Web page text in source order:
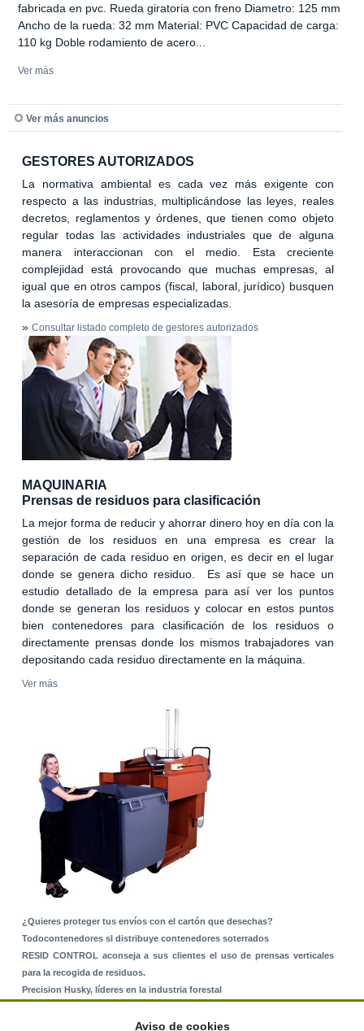
fabricada en pvc. Rueda giratoria con freno Diametro: 125 mm
Ancho de la rueda: 32 mm Material: PVC Capacidad de carga:
110 kg Doble rodamiento de acero...
Ver más
Ver más anuncios
GESTORES AUTORIZADOS
La normativa ambiental es cada vez más exigente con
respecto a las industrias, multiplicándose las leyes, reales
decretos, reglamentos y órdenes, que tienen como objeto
regular todas las actividades industriales que de alguna
manera interaccionan con el medio. Esta creciente
complejidad está provocando que muchas empresas, al
igual que en otros campos (fiscal, laboral, jurídico) busquen
la asesoría de empresas especializadas.
» Consultar listado completo de gestores autorizados
MAQUINARIA
Prensas de residuos para clasificación
La mejor forma de reducir y ahorrar dinero hoy en día con la
gestión de los residuos en una empresa es crear la
separación de cada residuo en origen, es decir en el lugar
donde se genera dicho residuo. Es así que se hace un
estudio detallado de la empresa para así ver los puntos
donde se generan los residuos y colocar en estos puntos
bien contenedores para clasificación de los residuos o
directamente prensas donde los mismos trabajadores van
depositando cada residuo directamente en la máquina.
Ver más
¿Quieres proteger tus envíos con el cartón que desechas?
Todocontenedores sl distribuye contenedores soterrados
RESID CONTROL aconseja a sus clientes el uso de prensas verticales
para la recogida de residuos.
Precision Husky, líderes en la industria forestal
Aviso de cookies